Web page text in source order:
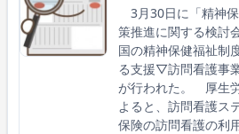
3月30日に「精神
策推進に関する検討
国の精神保健福祉制
る支援▽訪問看護事
が行われた。 厚生
よると、訪問看護ス
保険の訪問看護の利